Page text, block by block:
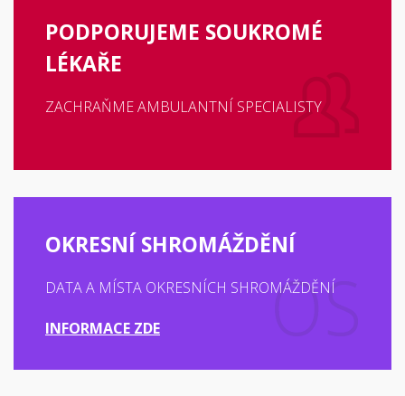
PODPORUJEME SOUKROMÉ
LÉKAŘE
ZACHRAŇME AMBULANTNÍ SPECIALISTY
OKRESNÍ SHROMÁŽDĚNÍ
DATA A MÍSTA OKRESNÍCH SHROMÁŽDĚNÍ
INFORMACE ZDE